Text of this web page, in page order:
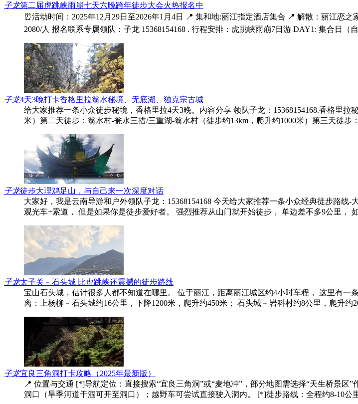
子龙第二届虎跳峡雨崩七天六晚跨年徒步大会火热报名中
⏰活动时间：2025年12月29日至2026年1月4日 📍 集和地:丽江指定酒店集合 📍 解散：丽江恋
2080/人 报名联系专属领队：子龙 15368154168 . 行程安排：虎跳峡雨崩7日游 DAY1: 集合日（
子龙4天3晚打卡香格里拉翁水秘境、无底湖、独克宗古城
给大家推荐一条小众徒步秘境，香格里拉4天3晚。内容分享 领队子龙：15368154168.香格里
米）第二天徒步：翁水村-瓮水三措/三重湖-翁水村（徒步约13km，爬升约1000米）第三天徒步
子龙徒步大理鸡足山，与自己来一次深度对话
大家好，我是云南导游和户外领队子龙：15368154168 今天给大家推荐一条小众经典徒步路
观光车+索道， 但是如果你是徒步爱好者。 强烈推荐从山门就开始徒步， 单边差不多9公里，
子龙太子关﹣石头城 比虎跳峡还震撼的徒步路线
宝山石头城，估计很多人都不知道在哪里。 位于丽江，距离丽江城区约4小时车程， 这里有
离：上杨柳﹣石头城约16公里，下降1200米，爬升约450米； 石头城﹣岩科村约8公里，爬升约
子龙宜良三角洞打卡攻略（2025年最新版）
📍 位置与交通‌ [*]‌导航定位‌：直接搜索“宜良三角洞”或“麦地冲”，部分地图需选择“天生桥景
洞口（旱季河道干涸可开至洞口）；越野车可尝试直接驶入洞内‌。 [*]‌徒步路线‌：全程约8-10公